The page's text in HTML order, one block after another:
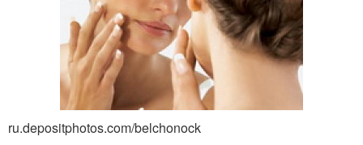
ru.depositphotos.com/belchonock